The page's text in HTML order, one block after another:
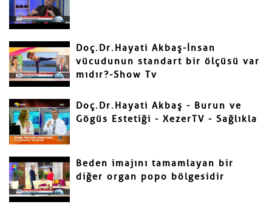
Gönder
Doç.Dr.Hayati Akbaş-İnsan
vücudunun standart bir ölçüsü var
mıdır?-Show Tv
Doç.Dr.Hayati Akbaş - Burun ve
Gögüs Estetiği - XezerTV - Sağlıkla
Beden imajını tamamlayan bir
diğer organ popo bölgesidir